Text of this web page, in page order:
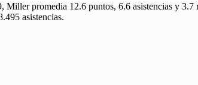
promedia 12.6 puntos, 6.6 asistencias y
asistencias.